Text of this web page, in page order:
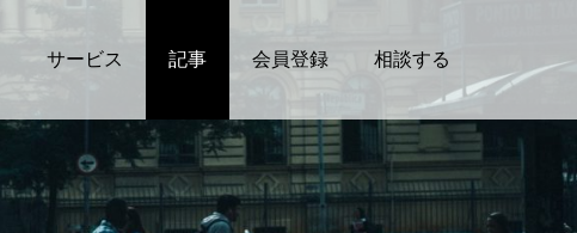
サービス 記事 会員登録 相談する